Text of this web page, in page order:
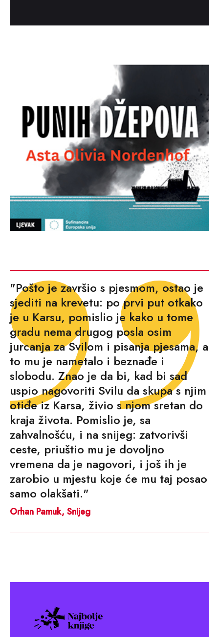
"Pošto je završio s pjesmom, ostao je
sjediti na krevetu: po prvi put otkako
je u Karsu, pomislio je kako u tome
gradu nema drugog posla osim
jurcanja za Svilom i pisanja pjesama, a
to mu je nametalo i beznađe i
slobodu. Znao je da bi, kad bi sad
uspio nagovoriti Svilu da skupa s njim
otiđe iz Karsa, živio s njom sretan do
kraja života. Pomislio je, sa
zahvalnošću, i na snijeg: zatvorivši
ceste, priuštio mu je dovoljno
vremena da je nagovori, i još ih je
zarobio u mjestu koje će mu taj posao
samo olakšati."
Orhan Pamuk, Snijeg